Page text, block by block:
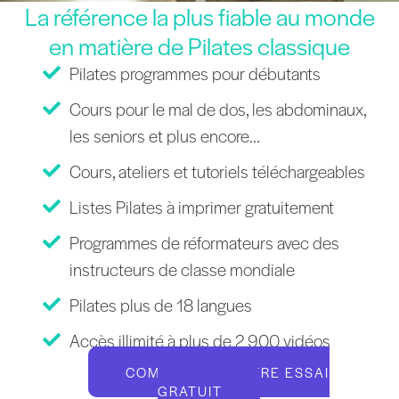
La référence la plus fiable au monde
en matière de Pilates classique
Pilates programmes pour débutants
Cours pour le mal de dos, les abdominaux,
les seniors et plus encore...
Cours, ateliers et tutoriels téléchargeables
Listes Pilates à imprimer gratuitement
Programmes de réformateurs avec des
instructeurs de classe mondiale
Pilates plus de 18 langues
Accès illimité à plus de 2 900 vidéos
COMMENCEZ VOTRE ESSAI
GRATUIT